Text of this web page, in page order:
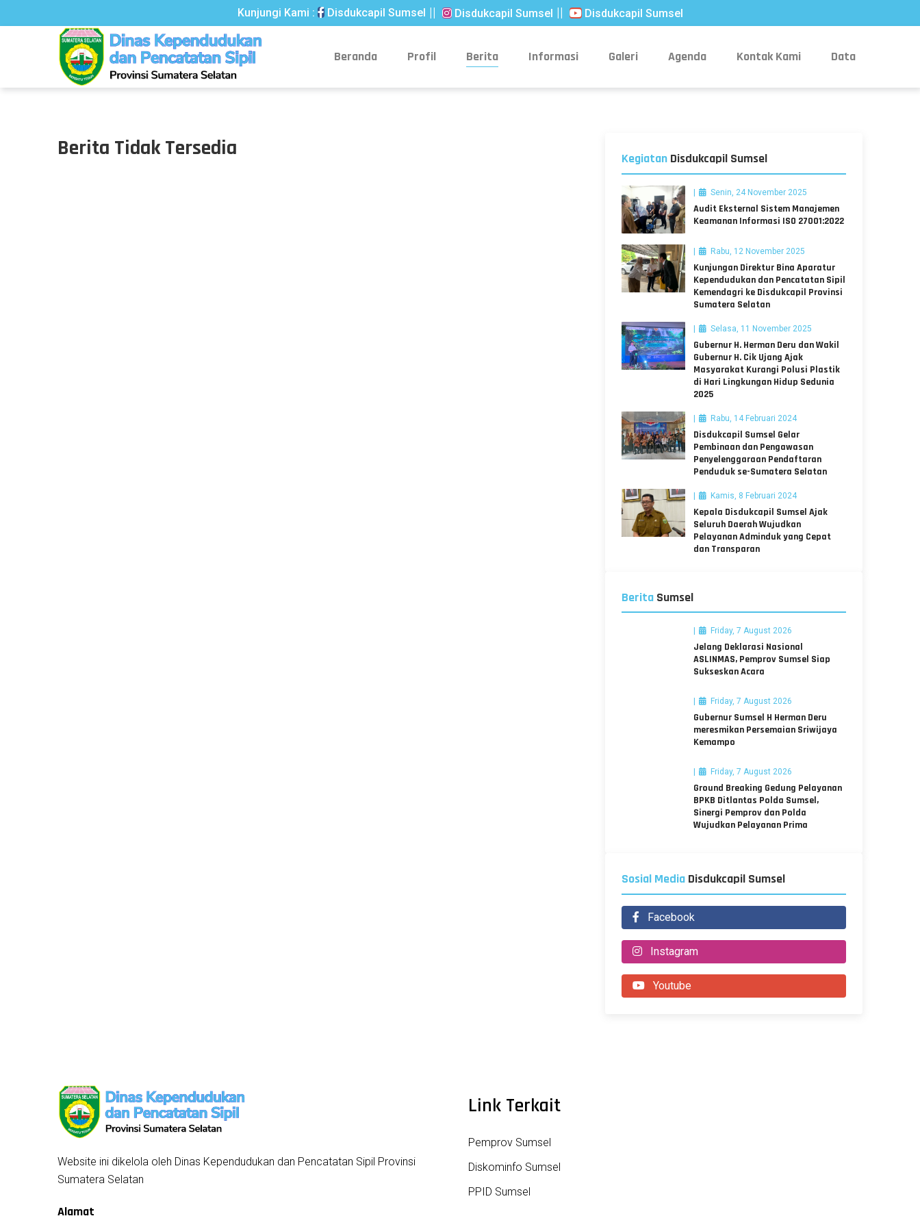
Kunjungi Kami : Disdukcapil Sumsel Disdukcapil Sumsel Disdukcapil Sumsel
Beranda Profil Berita Informasi Galeri Agenda Kontak Kami Data
Berita Tidak Tersedia Kegiatan Disdukcapil Sumsel
Senin, 24 November 2025
Audit Eksternal Sistem Manajemen
Keamanan Informasi ISO 27001:2022
Rabu, 12 November 2025
Kunjungan Direktur Bina Aparatur
Kependudukan dan Pencatatan Sipil
Kemendagri ke Disdukcapil Provinsi
Sumatera Selatan
Selasa, 11 November 2025
Gubernur H. Herman Deru dan Wakil
Gubernur H. Cik Ujang Ajak
Masyarakat Kurangi Polusi Plastik
di Hari Lingkungan Hidup Sedunia
2025
Rabu, 14 Februari 2024
Disdukcapil Sumsel Gelar
Pembinaan dan Pengawasan
Penyelenggaraan Pendaftaran
Penduduk se-Sumatera Selatan
Kamis, 8 Februari 2024
Kepala Disdukcapil Sumsel Ajak
Seluruh Daerah Wujudkan
Pelayanan Adminduk yang Cepat
dan Transparan
Berita Sumsel
Friday, 7 August 2026
Jelang Deklarasi Nasional
ASLINMAS, Pemprov Sumsel Siap
Sukseskan Acara
Friday, 7 August 2026
Gubernur Sumsel H Herman Deru
meresmikan Persemaian Sriwijaya
Kemampo
Friday, 7 August 2026
Ground Breaking Gedung Pelayanan
BPKB Ditlantas Polda Sumsel,
Sinergi Pemprov dan Polda
Wujudkan Pelayanan Prima
Sosial Media Disdukcapil Sumsel
Facebook
Instagram
Youtube
Website ini dikelola oleh Dinas Kependudukan dan Pencatatan Sipil Provinsi
Sumatera Selatan
Alamat
Link Terkait
Pemprov Sumsel
Diskominfo Sumsel
PPID Sumsel